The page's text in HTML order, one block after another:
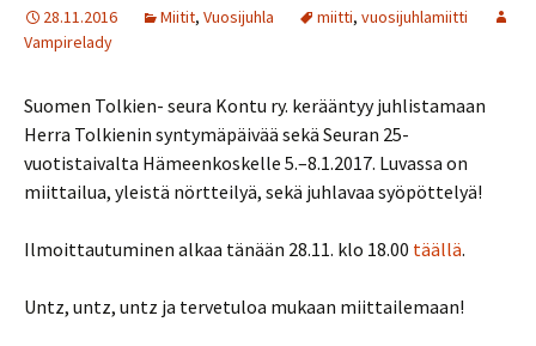
28.11.2016 Miitit, Vuosijuhla miitti, vuosijuhlamiitti
Vampirelady
Suomen Tolkien- seura Kontu ry. kerääntyy juhlistamaan
Herra Tolkienin syntymäpäivää sekä Seuran 25-
vuotistaivalta Hämeenkoskelle 5.–8.1.2017. Luvassa on
miittailua, yleistä nörtteilyä, sekä juhlavaa syöpöttelyä!
Ilmoittautuminen alkaa tänään 28.11. klo 18.00 täällä.
Untz, untz, untz ja tervetuloa mukaan miittailemaan!